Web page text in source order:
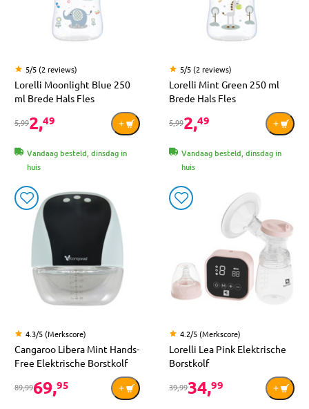
5/5 (2 reviews)
Lorelli Moonlight Blue 250
ml Brede Hals Fles
5,992,49
Vandaag besteld, dinsdag in
huis
5/5 (2 reviews)
Lorelli Mint Green 250 ml
Brede Hals Fles
5,992,49
Vandaag besteld, dinsdag in
huis
4.3/5 (Merkscore)
Cangaroo Libera Mint Hands-
Free Elektrische Borstkolf
89,9969,95
4.2/5 (Merkscore)
Lorelli Lea Pink Elektrische
Borstkolf
39,9934,99